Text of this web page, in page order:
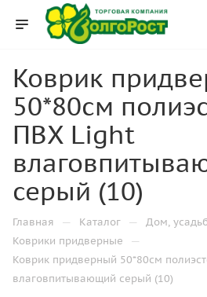
Коврик
50*80см
ПВХ Light
серый (10)
Главная — Каталог — Дом,
Коврики придверные —
Коврик придверный 50*80см
влаговпитывающий серый (10)